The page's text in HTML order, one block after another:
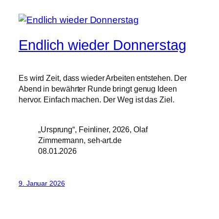
Endlich wieder Donnerstag
Es wird Zeit, dass wieder Arbeiten entstehen. Der
Abend in bewährter Runde bringt genug Ideen
hervor. Einfach machen. Der Weg ist das Ziel.
„Ursprung“, Feinliner, 2026, Olaf
Zimmermann, seh-art.de
08.01.2026
9. Januar 2026